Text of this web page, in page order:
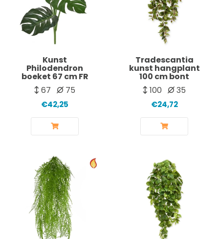
Kunst
Philodendron
boeket 67 cm FR
67
75
€42,25
Tradescantia
kunst hangplant
100 cm bont
100
35
€24,72